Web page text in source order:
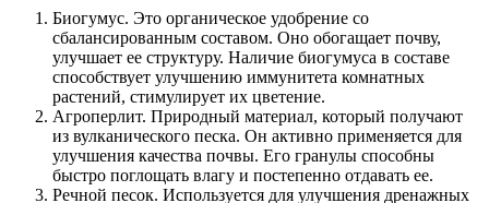
Биогумус. Это органическое удобрение со
сбалансированным составом. Оно обогащает почву,
улучшает ее структуру. Наличие биогумуса в составе
способствует улучшению иммунитета комнатных
растений, стимулирует их цветение.
Агроперлит. Природный материал, который получают
из вулканического песка. Он активно применяется для
улучшения качества почвы. Его гранулы способны
быстро поглощать влагу и постепенно отдавать ее.
Речной песок. Используется для улучшения дренажных